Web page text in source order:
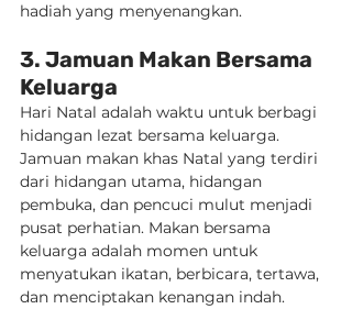
hadiah yang menyenangkan.
3. Jamuan Makan Bersama
Keluarga
Hari Natal adalah waktu untuk berbagi
hidangan lezat bersama keluarga.
Jamuan makan khas Natal yang terdiri
dari hidangan utama, hidangan
pembuka, dan pencuci mulut menjadi
pusat perhatian. Makan bersama
keluarga adalah momen untuk
menyatukan ikatan, berbicara, tertawa,
dan menciptakan kenangan indah.